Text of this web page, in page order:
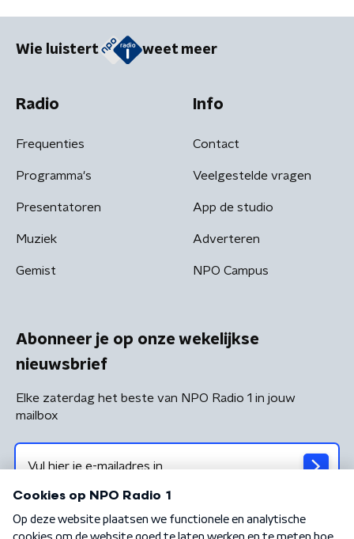
Wie luistert weet meer
Radio
Frequenties
Programma's
Presentatoren
Muziek
Gemist
Info
Contact
Veelgestelde vragen
App de studio
Adverteren
NPO Campus
Abonneer je op onze wekelijkse
nieuwsbrief
Elke zaterdag het beste van NPO Radio 1 in jouw
mailbox